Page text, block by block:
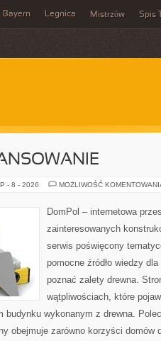
Bayern Legnica Mistrzów Spis
- 8 - 2026 MOŻLIWOŚĆ
DomPol – internetowa
zainteresowanych
serwis poświęcony
pomocne źródło wiedzy
poznać zalety drewna.
wątpliwościach, które
budynku wykonanym z drewna.
obejmuje zarówno korzyści domów